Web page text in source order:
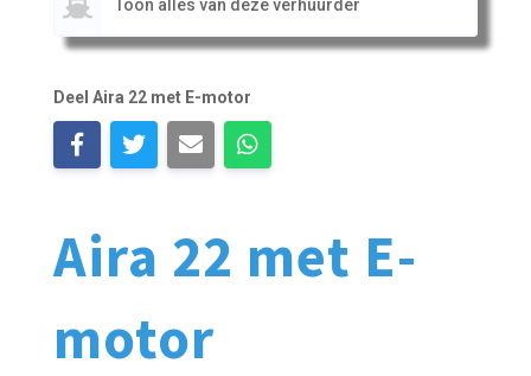
Aira 22 met E-
motor
Toon alles van deze verhuurder
Deel Aira 22 met E-motor